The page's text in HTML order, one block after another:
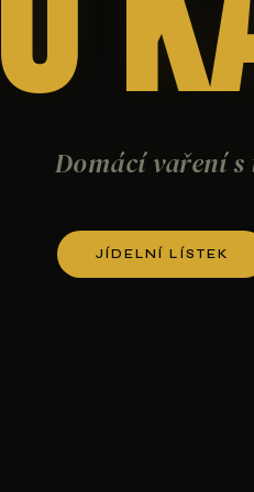
Domácí vaření
JÍDELNÍ LÍSTEK